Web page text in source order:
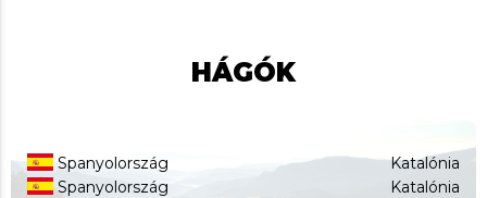
HÁGÓK
Spanyolország
Spanyolország
Katalónia
Katalónia